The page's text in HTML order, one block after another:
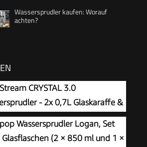
Wassersprudler kaufen: Worauf
achten?
CRYSTAL 3.0
- 2x 0,7L Glaskaraffe &
Wassersprudler Logan, Set
(2 × 850 ml und 1 ×